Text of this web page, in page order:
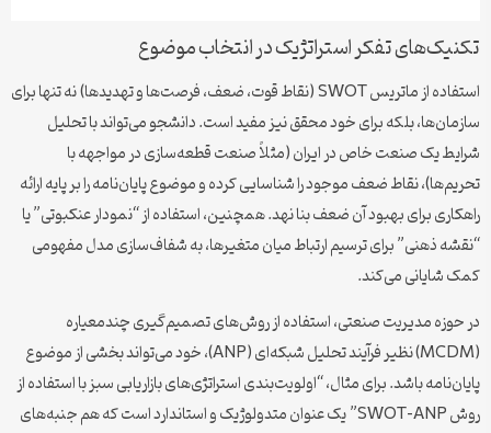
تکنیک‌های تفکر استراتژیک در انتخاب موضوع
استفاده از ماتریس SWOT (نقاط قوت، ضعف، فرصت‌ها و تهدیدها) نه تنها برای
سازمان‌ها، بلکه برای خود محقق نیز مفید است. دانشجو می‌تواند با تحلیل
شرایط یک صنعت خاص در ایران (مثلاً صنعت قطعه‌سازی در مواجهه با
تحریم‌ها)، نقاط ضعف موجود را شناسایی کرده و موضوع پایان‌نامه را بر پایه ارائه
راهکاری برای بهبود آن ضعف بنا نهد. همچنین، استفاده از “نمودار عنکبوتی” یا
“نقشه ذهنی” برای ترسیم ارتباط میان متغیرها، به شفاف‌سازی مدل مفهومی
کمک شایانی می‌کند.
در حوزه مدیریت صنعتی، استفاده از روش‌های تصمیم‌گیری چندمعیاره
(MCDM) نظیر فرآیند تحلیل شبکه‌ای (ANP)، خود می‌تواند بخشی از موضوع
پایان‌نامه باشد. برای مثال، “اولویت‌بندی استراتژی‌های بازاریابی سبز با استفاده از
روش SWOT-ANP” یک عنوان متدولوژیک و استاندارد است که هم جنبه‌های